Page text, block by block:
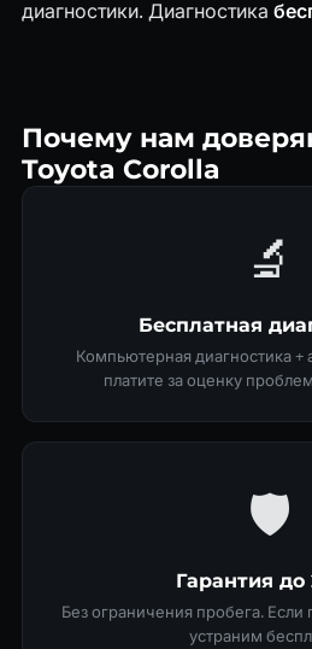
диагностики. Диагностика
Почему нам
Toyota Corolla
🔬
Бесплатная
Компьютерная диагностика +
платите за оценку
🛡
Гарантия до
Без ограничения пробега.
устраним